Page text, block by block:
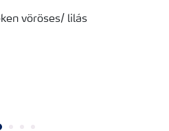
vöröses/ lilás